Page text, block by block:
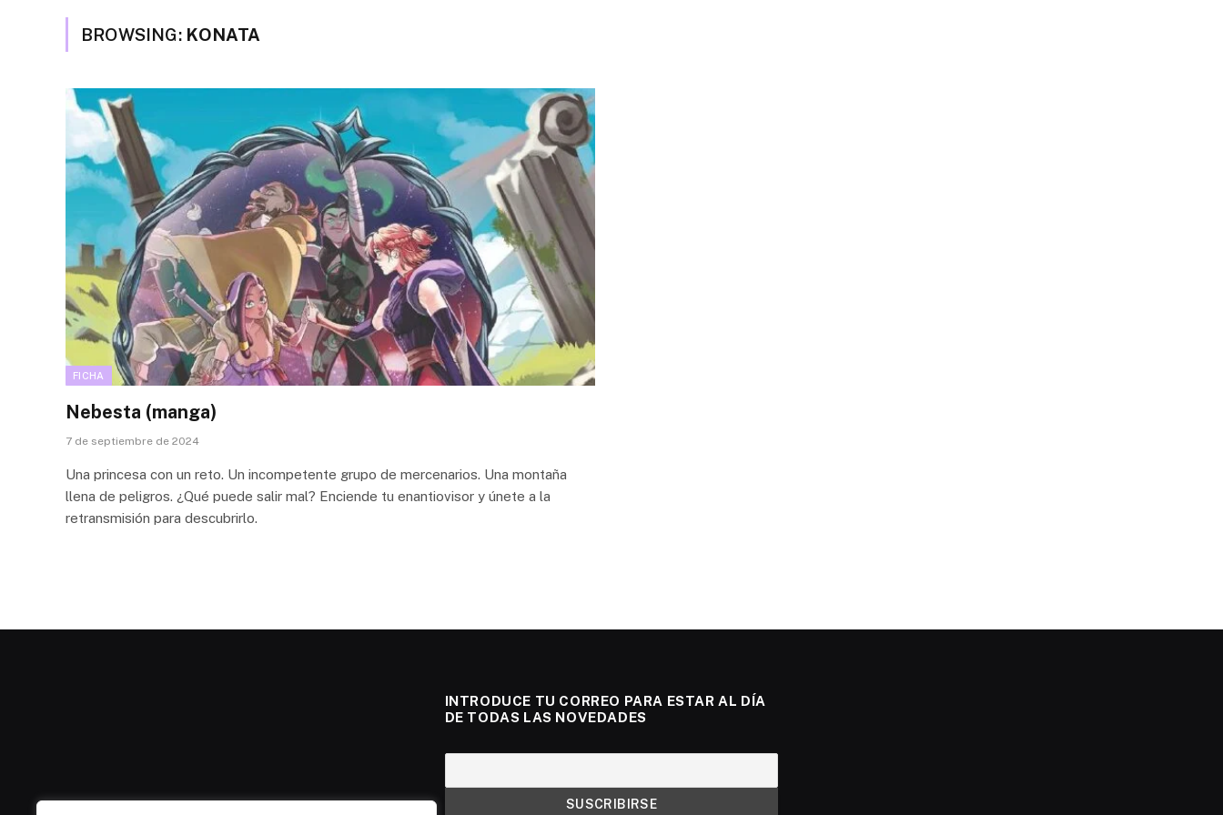
BROWSING: KONATA
FICHA
Nebesta (manga)
7 de septiembre de 2024
Una princesa con un reto. Un incompetente grupo de mercenarios. Una montaña
llena de peligros. ¿Qué puede salir mal? Enciende tu enantiovisor y únete a la
retransmisión para descubrirlo.
INTRODUCE TU CORREO PARA ESTAR AL DÍA
DE TODAS LAS NOVEDADES